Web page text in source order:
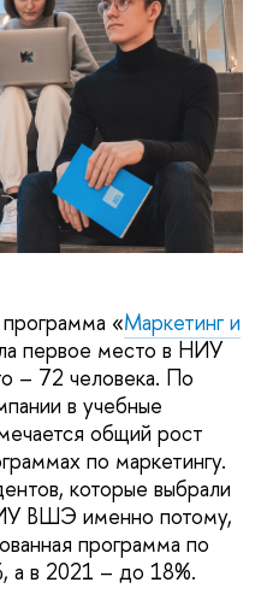
«Маркетинг и
первое место в НИУ
– 72 человека. По
в учебные
общий рост
по маркетингу.
которые выбрали
ВШЭ именно потому,
программа по
а в 2021 – до 18%.